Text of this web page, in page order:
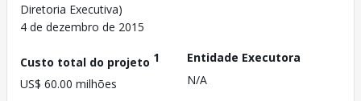
Diretoria Executiva)
4 de dezembro de 2015
Custo total do projeto 1
US$ 60.00 milhões
Entidade Executora
N/A